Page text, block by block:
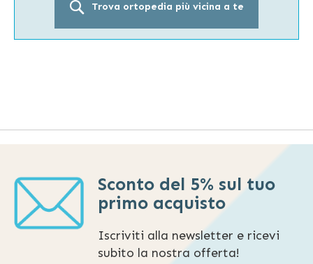
Trova ortopedia più vicina a te
Sconto del 5% sul tuo
primo acquisto
Iscriviti alla newsletter e ricevi
subito la nostra offerta!